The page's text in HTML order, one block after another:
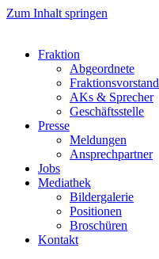
Zum Inhalt springen
Fraktion
Abgeordnete
Fraktions­vorstand
AKs & Sprecher
Geschäftsstelle
Presse
Meldungen
Ansprechpartner
Jobs
Mediathek
Bildergalerie
Positionen
Broschüren
Kontakt